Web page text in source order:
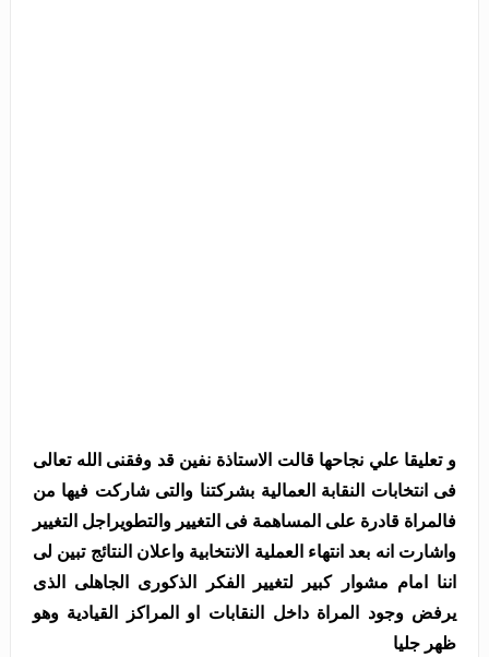
و تعليقا علي نجاحها قالت الاستاذة نفين قد وفقنى الله تعالى
فى انتخابات النقابة العمالية بشركتنا والتى شاركت فيها من
فالمراة قادرة على المساهمة فى التغيير والتطويراجل التغيير
واشارت انه بعد انتهاء العملية الانتخابية واعلان النتائج تبين لى
اننا امام مشوار كبير لتغيير الفكر الذكورى الجاهلى الذى
يرفض وجود المراة داخل النقابات او المراكز القيادية وهو
ظهر جليا